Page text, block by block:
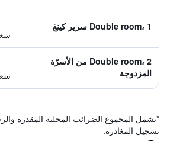
Double room، 1 سرير كينغ
Double room، 2 من الأسرّة
المزدوجة
*يشمل المجموع الضرائب المحلية المقدرة
تسجيل المغادرة.